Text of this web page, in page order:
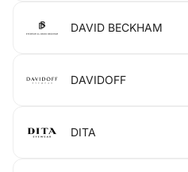
DAVID BECKHAM
DAVIDOFF
DITA